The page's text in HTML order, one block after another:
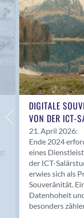
Anwil
Appenzell
Au SG
Baar
Baden
Balsthal
Balzers
Basel
Bassersdorf
Belp
Bendern
Benken (SG)
Bergdietikon
Berlin
Bern
Bern - Liebefeld
DIGITALE
VON DER ICT-
21. April 2026:
Ende 2024
eines
der ICT-
erwies sich als
Souveränität.
Datenhoheit
besonders